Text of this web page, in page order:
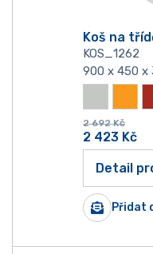
Koš na
KOS_1262
900 x 450 x
2 692 Kč
2 423 Kč
Detail
Přidat